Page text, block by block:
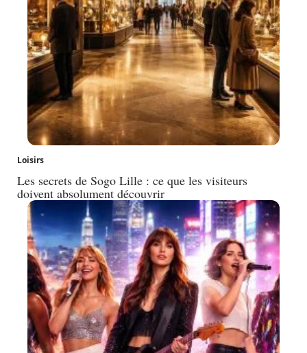
Loisirs
Les secrets de Sogo Lille : ce que les visiteurs
doivent absolument découvrir